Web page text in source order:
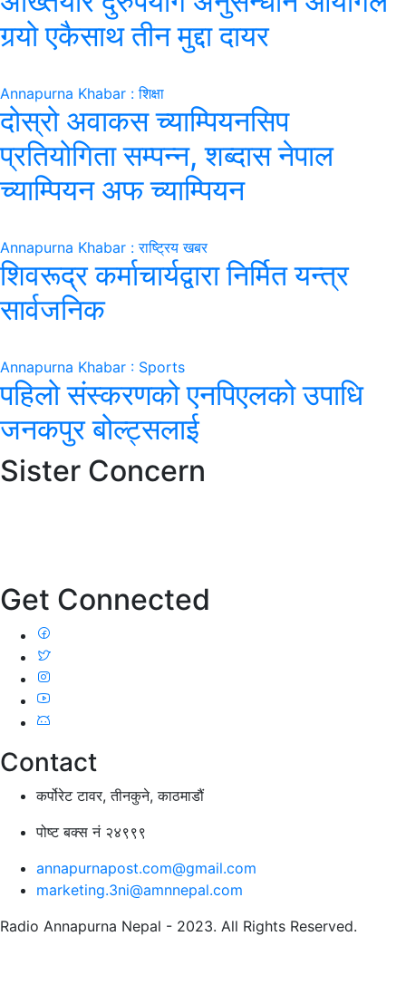
गर्‍यो एकैसाथ तीन मुद्दा दायर
Annapurna Khabar : शिक्षा
दोस्रो अवाकस च्याम्पियनसिप
प्रतियोगिता सम्पन्न, शब्दास नेपाल
च्याम्पियन अफ च्याम्पियन
Annapurna Khabar : राष्ट्रिय खबर
शिवरूद्र कर्माचार्यद्वारा निर्मित यन्त्र
सार्वजनिक
Annapurna Khabar : Sports
पहिलो संस्करणको एनपिएलको उपाधि
जनकपुर बोल्ट्सलाई
Sister Concern
Get Connected
Contact
कर्पोरेट टावर, तीनकुने, काठमाडौं
पोष्ट बक्स नं २४९९९
annapurnapost.com@gmail.com
marketing.3ni@amnnepal.com
Radio Annapurna Nepal - 2023. All Rights Reserved.